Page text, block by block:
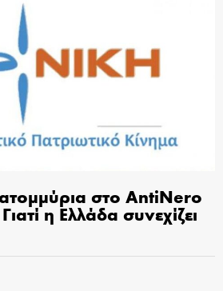
στο AntiNero
η Ελλάδα συνεχίζει